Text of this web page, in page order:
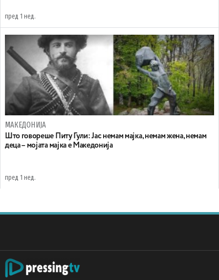
пред 1 нед.
МАКЕДОНИЈА
Што говореше Питу Гули: Јас немам мајка, немам жена, немам
деца – мојата мајка е Македонија
пред 1 нед.